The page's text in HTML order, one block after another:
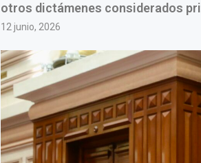
otros dictámenes considerados
12 junio, 2026